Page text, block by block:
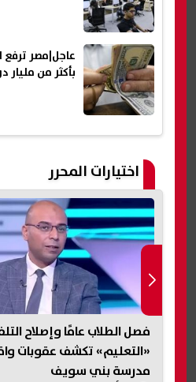
عاجل|مصر ترفع
بأكثر من
اختيارات المحرر
فصل الطلاب عامًا وإصلاح
«التعليم» تكشف عقوبات
مدرسة بني سويف